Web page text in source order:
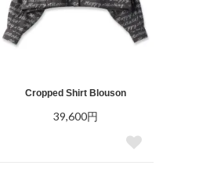
Cropped Shirt Blouson
39,600円